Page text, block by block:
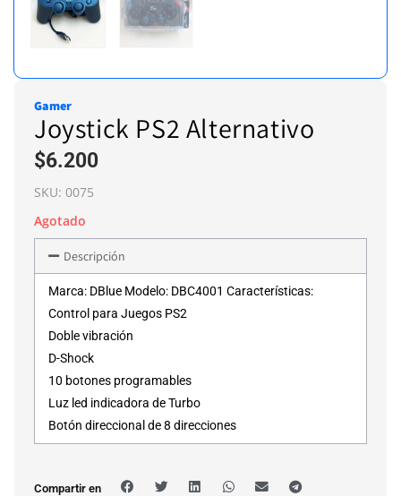
Gamer
Joystick PS2 Alternativo
$6.200
SKU: 0075
Agotado
Descripción
Marca: DBlue Modelo: DBC4001 Características:
Control para Juegos PS2
Doble vibración
D-Shock
10 botones programables
Luz led indicadora de Turbo
Botón direccional de 8 direcciones
Compartir en